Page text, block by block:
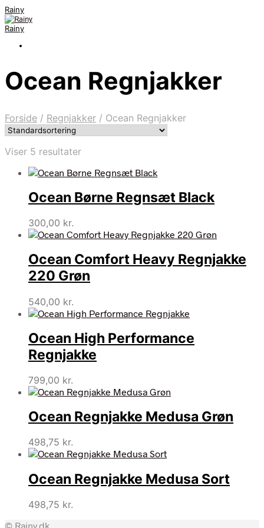
Rainy
Rainy
Ocean Regnjakker
Forside / Regnjakker / Ocean Regnjakker
Viser 5 resultater
Ocean Børne Regnsæt Black
300,00 kr.
Ocean Comfort Heavy Regnjakke
220 Grøn
540,00 kr.
Ocean High Performance
Regnjakke
799,00 kr.
Ocean Regnjakke Medusa Grøn
498,75 kr.
Ocean Regnjakke Medusa Sort
498,75 kr.
© Rainy.dk